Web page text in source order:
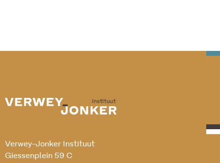
Verwey-Jonker Instituut
Giessenplein 59 C